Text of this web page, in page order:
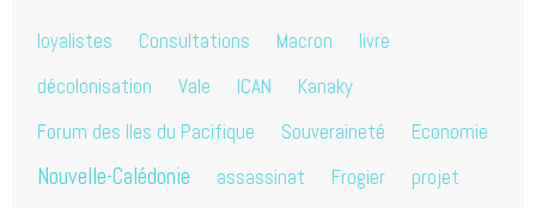
loyalistes Consultations Macron
livre
décolonisation
Vale ICAN
Kanaky
Forum des Iles du Pacifique
Souveraineté Economie
Nouvelle-Calédonie assassinat Frogier
projet